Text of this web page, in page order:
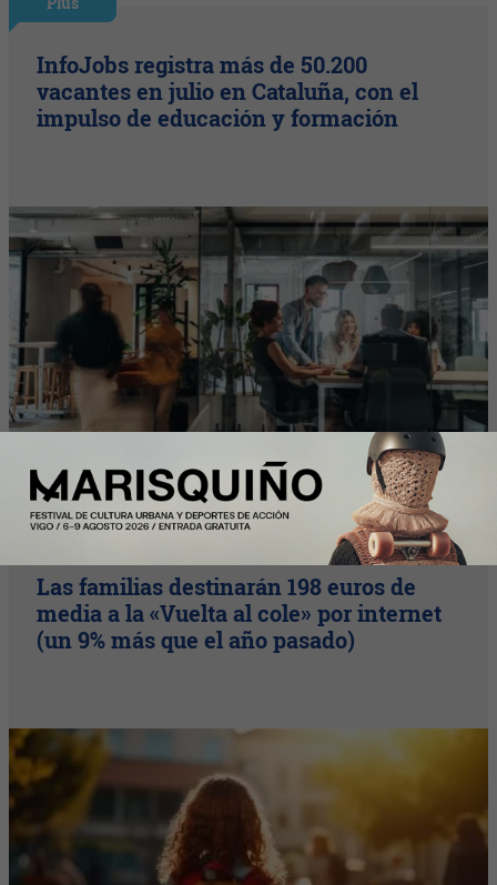
InfoJobs registra más de 50.200
vacantes en julio en Cataluña, con el
impulso de educación y formación
Nota Principal
Las familias destinarán 198 euros de
media a la «Vuelta al cole» por internet
(un 9% más que el año pasado)